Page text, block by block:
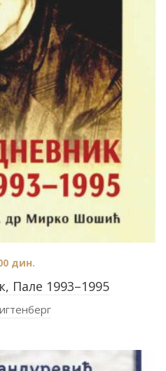
Пале 1993–1995
дин.